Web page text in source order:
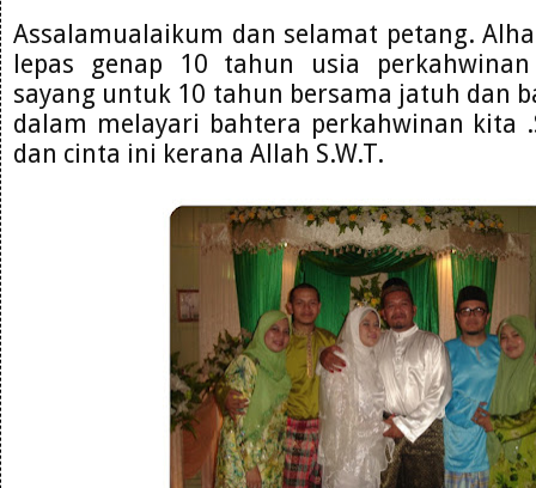
Assalamualaikum dan selamat petang.
lepas genap 10 tahun usia
sayang untuk 10 tahun bersama jatuh dan
dalam melayari bahtera perkahwinan kita
dan cinta ini kerana Allah S.W.T.